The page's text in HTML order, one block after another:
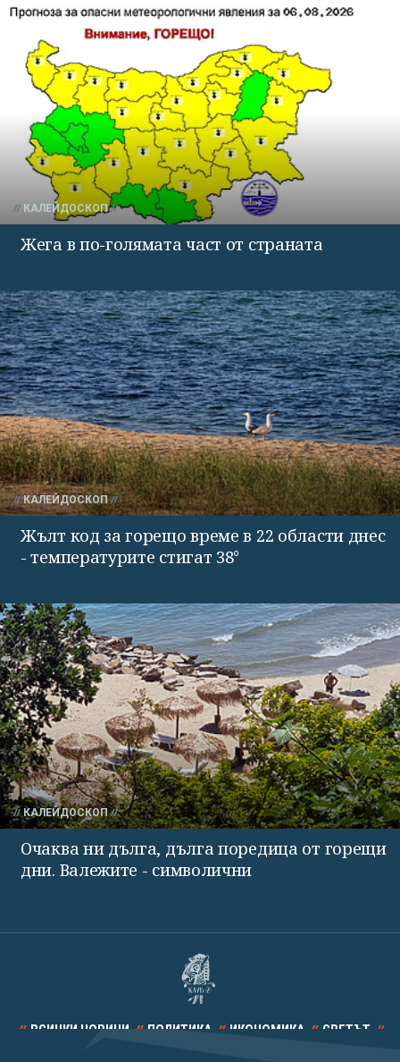
КАЛЕЙДОСКОП
Жега в по-голямата част от страната
КАЛЕЙДОСКОП
Жълт код за горещо време в 22 области днес
- температурите стигат 38°
КАЛЕЙДОСКОП
Очаква ни дълга, дълга поредица от горещи
дни. Валежите - символични
ВСИЧКИ НОВИНИ ПОЛИТИКА ИКОНОМИКА СВЕТЪТ